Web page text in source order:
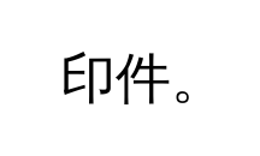
印件。